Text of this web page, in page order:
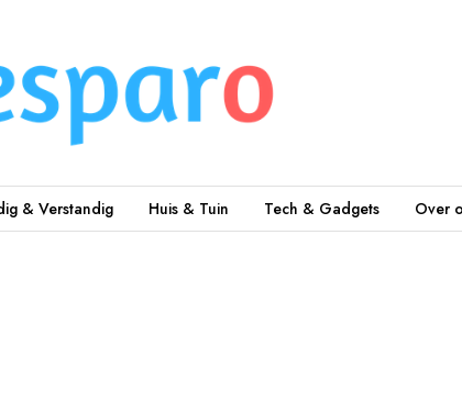
& Verstandig Huis & Tuin Tech & Gadgets Over